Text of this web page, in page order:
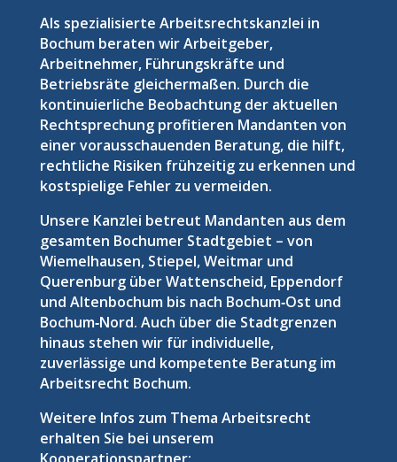
Als spezialisierte Arbeitsrechtskanzlei in
Bochum beraten wir Arbeitgeber,
Arbeitnehmer, Führungskräfte und
Betriebsräte gleichermaßen. Durch die
kontinuierliche Beobachtung der aktuellen
Rechtsprechung profitieren Mandanten von
einer vorausschauenden Beratung, die hilft,
rechtliche Risiken frühzeitig zu erkennen und
kostspielige Fehler zu vermeiden.
Unsere Kanzlei betreut Mandanten aus dem
gesamten Bochumer Stadtgebiet – von
Wiemelhausen, Stiepel, Weitmar und
Querenburg über Wattenscheid, Eppendorf
und Altenbochum bis nach Bochum‑Ost und
Bochum‑Nord. Auch über die Stadtgrenzen
hinaus stehen wir für individuelle,
zuverlässige und kompetente Beratung im
Arbeitsrecht Bochum.
Weitere Infos zum Thema Arbeitsrecht
erhalten Sie bei unserem